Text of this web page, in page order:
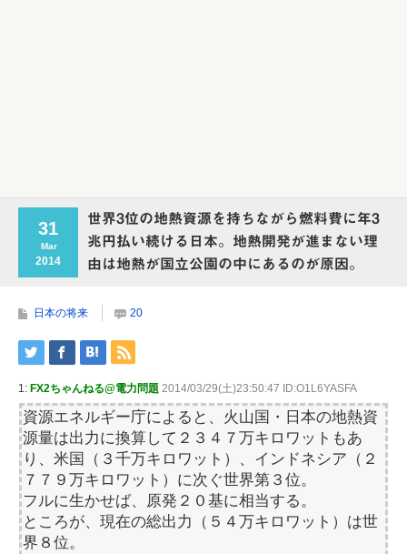
31
Mar
2014
世界3位の地熱資源を持ちながら燃料費に年3
兆円払い続ける日本。地熱開発が進まない理
由は地熱が国立公園の中にあるのが原因。
日本の将来 20
1: FX2ちゃんねる@電力問題 2014/03/29(土)23:50:47 ID:O1L6YASFA
資源エネルギー庁によると、火山国・日本の地熱資
源量は出力に換算して２３４７万キロワットもあ
り、米国（３千万キロワット）、インドネシア（２
７７９万キロワット）に次ぐ世界第３位。
フルに生かせば、原発２０基に相当する。
ところが、現在の総出力（５４万キロワット）は世
界８位。